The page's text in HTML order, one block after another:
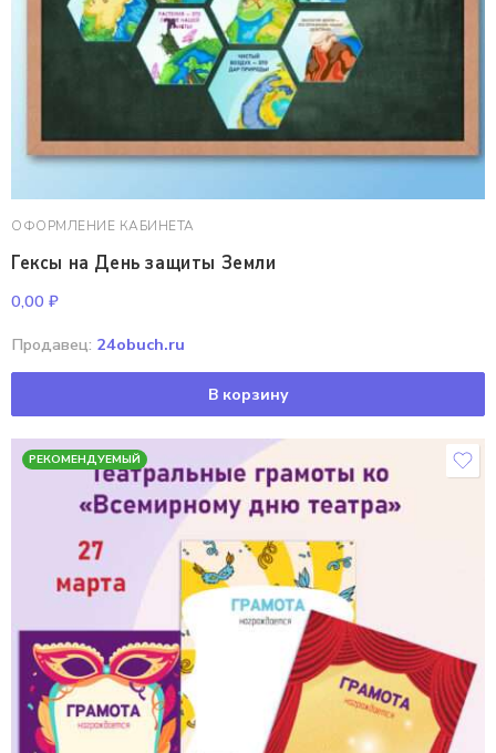
ОФОРМЛЕНИЕ КАБИНЕТА
Гексы на День защиты Земли
0,00 ₽
Продавец: 24obuch.ru
В корзину
РЕКОМЕНДУЕМЫЙ